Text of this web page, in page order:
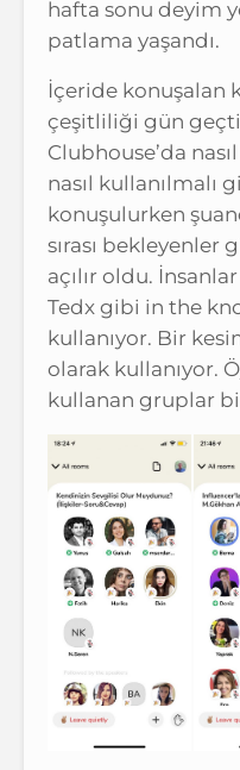
hafta sonu deyim
patlama yaşandı.
İçeride konuşalan
çeşitliliği gün
Clubhouse’da
nasıl kullanılmalı
konuşulurken
sırası bekleyenler
açılır oldu.
Tedx gibi in the
kullanıyor. Bir
olarak kullanıyor.
kullanan gruplar